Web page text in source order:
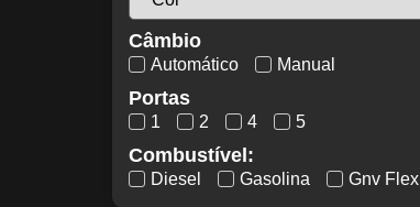
Câmbio
Automático Manual
Portas
1 2 4 5
Combustível:
Diesel Gasolina Gnv Flex